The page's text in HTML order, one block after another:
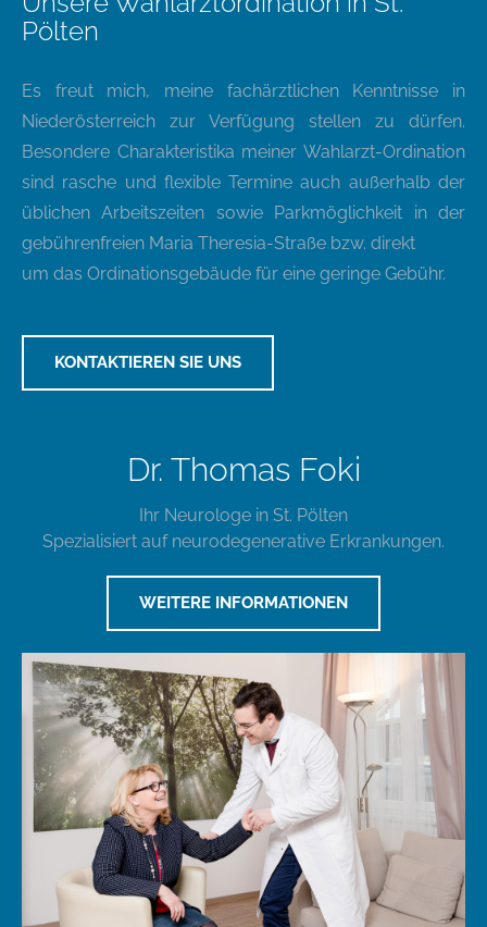
Pölten
Es freut mich, meine fachärztlichen Kenntnisse in
Niederösterreich zur Verfügung stellen zu dürfen.
Besondere Charakteristika meiner Wahlarzt-Ordination
sind rasche und flexible Termine auch außerhalb der
üblichen Arbeitszeiten sowie Parkmöglichkeit in der
gebührenfreien Maria Theresia-Straße bzw. direkt
um das Ordinationsgebäude für eine geringe Gebühr.
KONTAKTIEREN SIE UNS
Dr. Thomas Foki
Ihr Neurologe in St. Pölten
Spezialisiert auf neurodegenerative Erkrankungen.
WEITERE INFORMATIONEN